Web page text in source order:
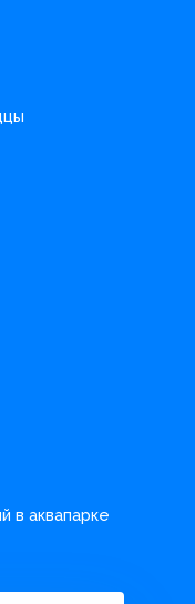
в аквапарке